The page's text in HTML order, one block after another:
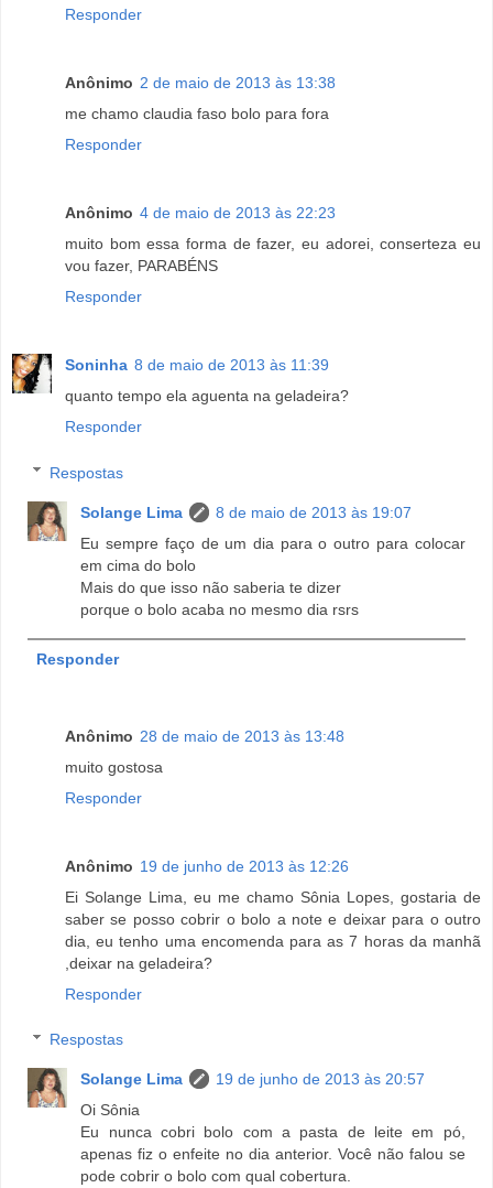
Responder
Anônimo 2 de maio de 2013 às 13:38
me chamo claudia faso bolo para fora
Responder
Anônimo 4 de maio de 2013 às 22:23
muito bom essa forma de fazer, eu adorei, conserteza eu
vou fazer, PARABÉNS
Responder
Soninha 8 de maio de 2013 às 11:39
quanto tempo ela aguenta na geladeira?
Responder
Respostas
Solange Lima
8 de maio de 2013 às 19:07
Eu sempre faço de um dia para o outro para colocar
em cima do bolo
Mais do que isso não saberia te dizer
porque o bolo acaba no mesmo dia rsrs
Responder
Anônimo 28 de maio de 2013 às 13:48
muito gostosa
Responder
Anônimo 19 de junho de 2013 às 12:26
Ei Solange Lima, eu me chamo Sônia Lopes, gostaria de
saber se posso cobrir o bolo a note e deixar para o outro
dia, eu tenho uma encomenda para as 7 horas da manhã
,deixar na geladeira?
Responder
Respostas
Solange Lima
19 de junho de 2013 às 20:57
Oi Sônia
Eu nunca cobri bolo com a pasta de leite em pó,
apenas fiz o enfeite no dia anterior. Você não falou se
pode cobrir o bolo com qual cobertura.